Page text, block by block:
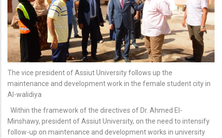
The vice president of Assiut University follows up the
maintenance and development work in the female student city in
Al-walidiya
Within the framework of the directives of Dr. Ahmed El-
Minshawy, president of Assiut University, on the need to intensify
follow-up on maintenance and development works in university